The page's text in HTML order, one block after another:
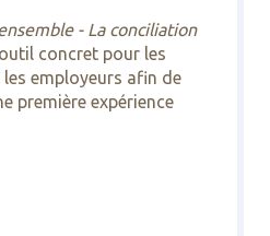
- La conciliation
concret pour les
employeurs afin de
première expérience